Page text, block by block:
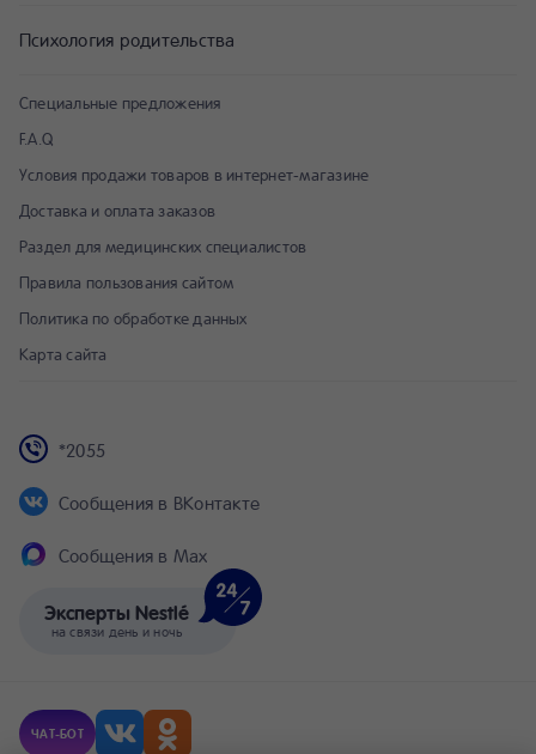
Специальные предложения
F.A.Q
Условия продажи товаров в интернет-магазине
Доставка и оплата заказов
Раздел для медицинских специалистов
Правила пользования сайтом
Политика по обработке данных
Карта сайта
Эксперты Nestlé
на связи день и ночь
*2055
Сообщения в ВКонтакте
Сообщения в Max
Психология родительства
ЧАТ-БОТ